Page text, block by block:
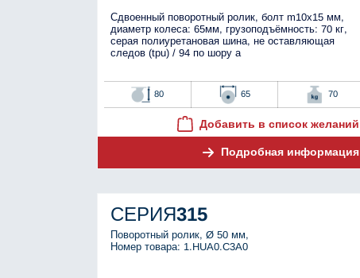
Сдвоенный поворотный ролик, болт m10x15 мм,
диаметр колеса: 65мм, грузоподъёмность: 70 кг,
серая полиуретановая шина, не оставляющая
следов (tpu) / 94 по шору а
80 65 70
Добавить в список желаний
Подробная информация
СЕРИЯ315
Поворотный ролик, Ø 50 мм,
Номер товара: 1.HUA0.C3A0